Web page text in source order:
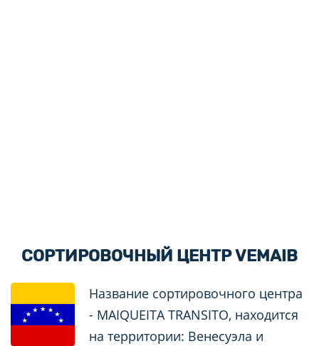
СОРТИРОВОЧНЫЙ ЦЕНТР VEMAIB
Название сортировочного центра
- MAIQUEITA TRANSITO, находится
на территории: Венесуэла и